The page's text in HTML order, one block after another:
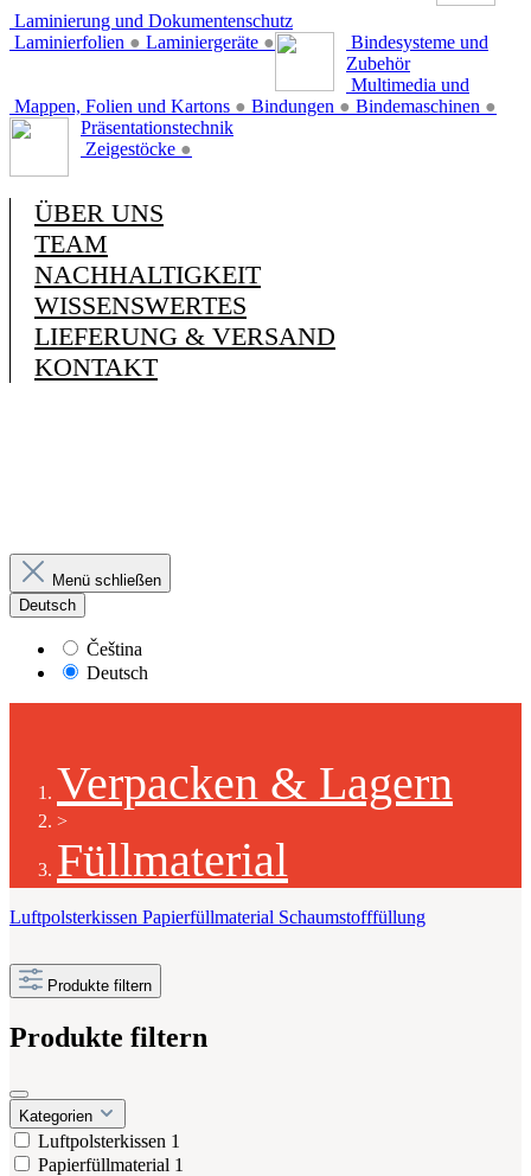
Laminierung und Dokumentenschutz
Laminierfolien ● Laminiergeräte ●
Bindesysteme und
Zubehör
Mappen, Folien und Kartons ● Bindungen ● Bindemaschinen ●
Multimedia und
Präsentationstechnik
Zeigestöcke ●
ÜBER UNS
TEAM
NACHHALTIGKEIT
WISSENSWERTES
LIEFERUNG & VERSAND
KONTAKT
Menü schließen
Deutsch
Čeština
Deutsch
Verpacken & Lagern
>
Füllmaterial
Luftpolsterkissen Papierfüllmaterial Schaumstofffüllung
Produkte filtern
Produkte filtern
Kategorien
Luftpolsterkissen 1
Papierfüllmaterial 1